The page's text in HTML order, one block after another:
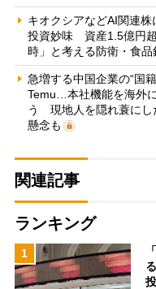
キオクシアなどAI関連株
投資妙味 資産1.5億円
時」と考える防衛・食品
急増する中国企業の“国
Temu…本社機能を海外
う 現地人を隠れ蓑にし
懸念も
関連記事
ランキング
1